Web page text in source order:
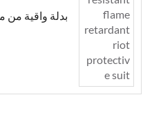
بدلة واقية